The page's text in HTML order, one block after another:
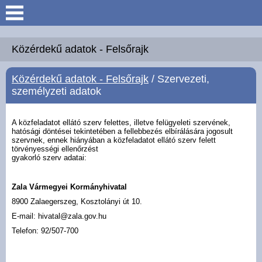
Keresés
Köszöntő
Hírek
Polgármesteri Hivatal
Közérdekű adatok -
Felsőrajk
Közérdekű adatok - Felsőrajk
Közérdekű adatok - Felsőrajk / Szervezeti,
személyzeti adatok
A közfeladatot ellátó szerv felettes, illetve felügyeleti szervének,
hatósági döntései tekintetében a fellebbezés elbírálására jogosult
szervnek, ennek hiányában a közfeladatot ellátó szerv felett
törvényességi ellenőrzést
gyakorló szerv adatai:
Zala Vármegyei Kormányhivatal
8900 Zalaegerszeg, Kosztolányi út 10.
E-mail: hivatal@zala.gov.hu
Telefon: 92/507-700